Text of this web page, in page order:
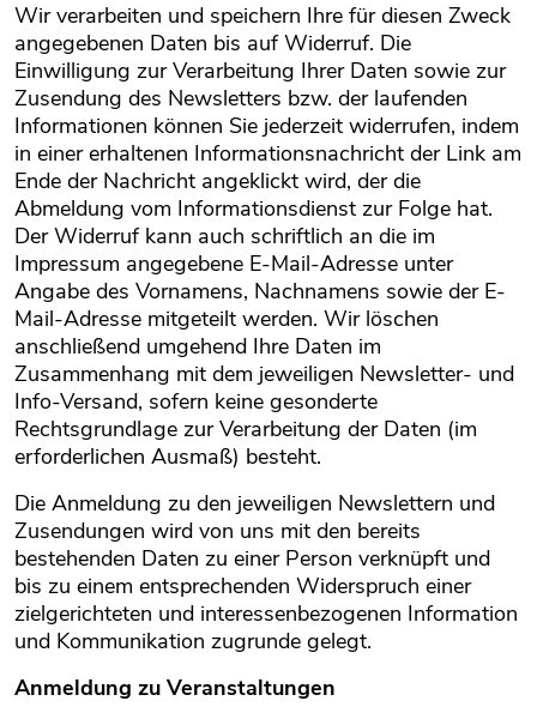
Wir verarbeiten und speichern Ihre für diesen Zweck
angegebenen Daten bis auf Widerruf. Die
Einwilligung zur Verarbeitung Ihrer Daten sowie zur
Zusendung des Newsletters bzw. der laufenden
Informationen können Sie jederzeit widerrufen, indem
in einer erhaltenen Informationsnachricht der Link am
Ende der Nachricht angeklickt wird, der die
Abmeldung vom Informationsdienst zur Folge hat.
Der Widerruf kann auch schriftlich an die im
Impressum angegebene E-Mail-Adresse unter
Angabe des Vornamens, Nachnamens sowie der E-
Mail-Adresse mitgeteilt werden. Wir löschen
anschließend umgehend Ihre Daten im
Zusammenhang mit dem jeweiligen Newsletter- und
Info-Versand, sofern keine gesonderte
Rechtsgrundlage zur Verarbeitung der Daten (im
erforderlichen Ausmaß) besteht.
Die Anmeldung zu den jeweiligen Newslettern und
Zusendungen wird von uns mit den bereits
bestehenden Daten zu einer Person verknüpft und
bis zu einem entsprechenden Widerspruch einer
zielgerichteten und interessenbezogenen Information
und Kommunikation zugrunde gelegt.
Anmeldung zu Veranstaltungen